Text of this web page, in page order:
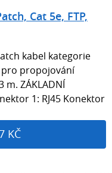
Cat 5e, FTP,
kabel kategorie
pro propojování
m. ZÁKLADNÍ
1: RJ45 Konektor
KČ